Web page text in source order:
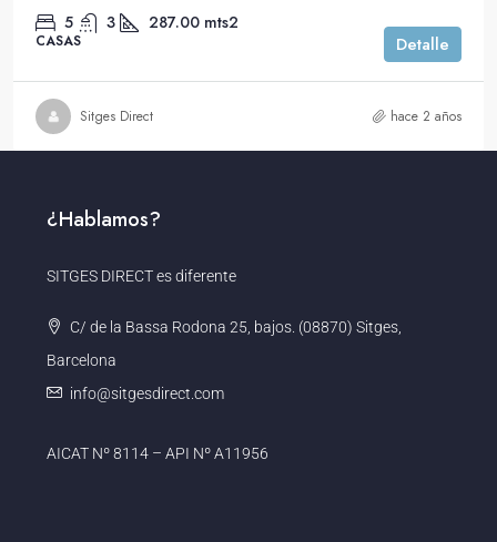
5 3 287.00 mts2
CASAS Detalle
Sitges Direct hace 2 años
¿Hablamos?
SITGES DIRECT es diferente
C/ de la Bassa Rodona 25, bajos. (08870) Sitges,
Barcelona
info@sitgesdirect.com
AICAT Nº 8114 – API Nº A11956